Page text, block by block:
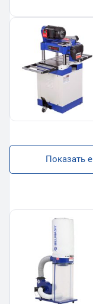
Показать